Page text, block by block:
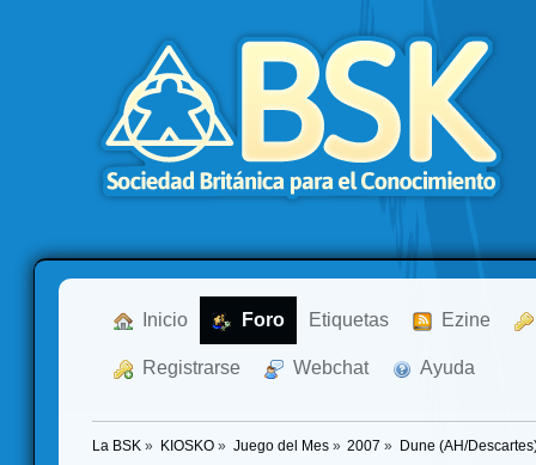
Inicio Foro Etiquetas Ezine
Registrarse Webchat Ayuda
La BSK » KIOSKO» Juego del Mes» 2007 » Dune (AH/